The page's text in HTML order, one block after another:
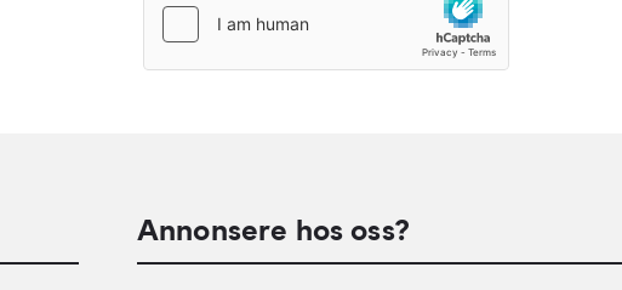
Annonsere hos oss?